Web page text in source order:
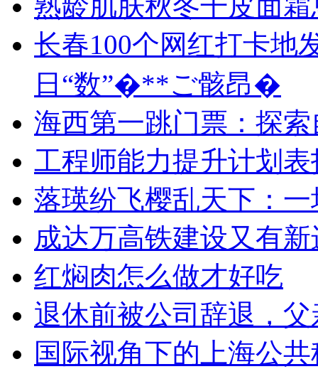
长春100个网红打卡地
日“数”�**ご骸昂�
海西第一跳门票：探
工程师能力提升计划表
落瑛纷飞樱乱天下：
成达万高铁建设又有
红焖肉怎么做才好吃
退休前被公司辞退，
国际视角下的上海公